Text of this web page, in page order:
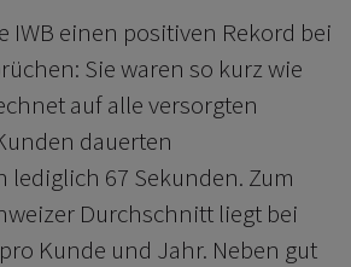
IWB einen positiven Rekord bei
Sie waren so kurz wie
auf alle versorgten
dauerten
lediglich 67 Sekunden. Zum
Durchschnitt liegt bei
Kunde und Jahr. Neben gut